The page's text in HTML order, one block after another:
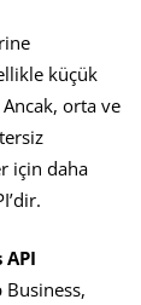
küçük
orta ve
için daha